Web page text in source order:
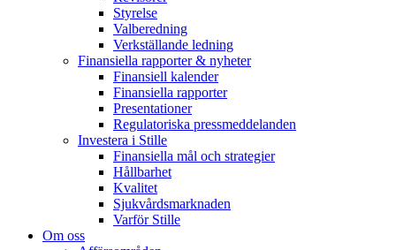
Styrelse
Valberedning
Verkställande ledning
Finansiella rapporter & nyheter
Finansiell kalender
Finansiella rapporter
Presentationer
Regulatoriska pressmeddelanden
Investera i Stille
Finansiella mål och strategier
Hållbarhet
Kvalitet
Sjukvårdsmarknaden
Varför Stille
Om oss